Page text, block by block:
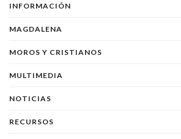
INFORMACIÓN
MAGDALENA
MOROS Y CRISTIANOS
MULTIMEDIA
NOTICIAS
RECURSOS